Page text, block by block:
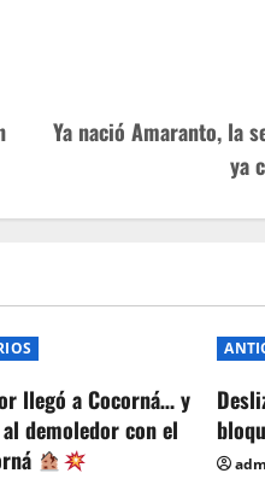
Ya nació Amaranto, la
ya
llegó a Cocorná… y
demoledor con el